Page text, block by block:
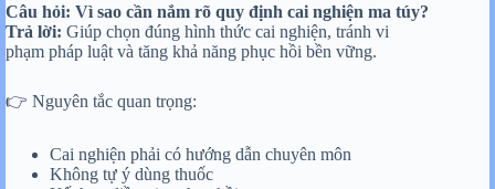
Câu hỏi: Vì sao cần nắm rõ quy định cai nghiện ma túy?
Trả lời: Giúp chọn đúng hình thức cai nghiện, tránh vi
phạm pháp luật và tăng khả năng phục hồi bền vững.
👉 Nguyên tắc quan trọng:
Cai nghiện phải có hướng dẫn chuyên môn
Không tự ý dùng thuốc